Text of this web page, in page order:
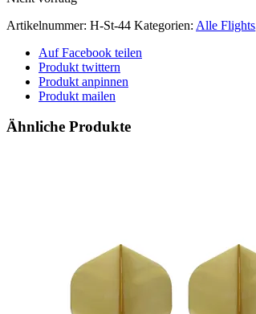
Artikelnummer: H-St-44 Kategorien: Alle Flights
Auf Facebook teilen
Produkt twittern
Produkt anpinnen
Produkt mailen
Ähnliche Produkte